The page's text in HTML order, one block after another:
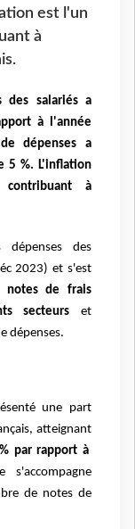
est l'un
à
des salariés a
à l'année
dépenses a
5 %. L'inflation
à
dépenses des
2023) et s'est
de frais
secteurs et
dépenses.
une part
atteignant
par rapport à
s'accompagne
de notes de